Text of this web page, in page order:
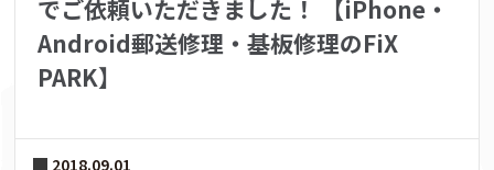
でご依頼いただきました！ 【iPhone・
Android郵送修理・基板修理のFiX
PARK】
2018.09.01